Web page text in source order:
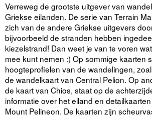
Verreweg de grootste uitgever van
Griekse eilanden. De serie van Terrain
zich van de andere Griekse uitgevers
bijvoorbeeld de stranden hebben
kiezelstrand! Dan weet je van te voren
mee kunt nemen :) Op sommige kaarten
hoogteprofielen van de wandelingen,
de wandelkaart van Central Pelion. Op
de kaart van Chios, staat op de
informatie over het eiland en
Mount Pelineon. De kaarten zijn